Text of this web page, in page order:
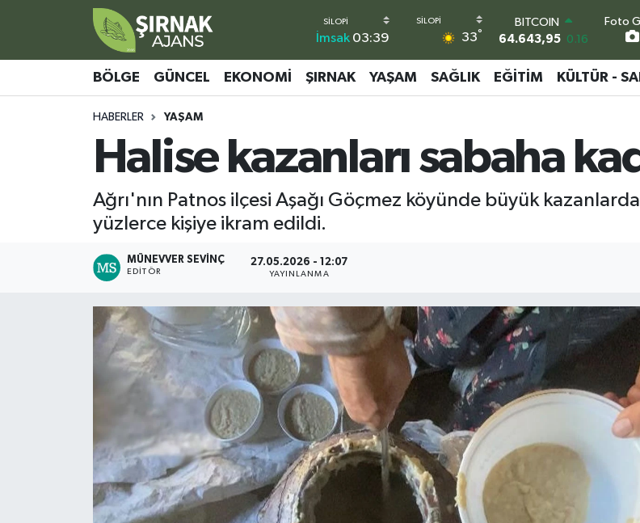
İmsak 03:39 33°
BITCOIN
64.643,95 0.16
47,6006
0.06
64,2398
0.2
GRAM ALTIN
6513.94 0.32
BİST100
13.768 48
Foto
BÖLGE GÜNCEL EKONOMI ŞIRNAK YAŞAM SAĞLIK EĞITIM KÜLTÜR -
HABERLER YAŞAM
Halise kazanları sabaha
Ağrı'nın Patnos ilçesi Aşağı Göçmez köyünde büyük
yüzlerce kişiye ikram edildi.
MÜNEVVER SEVINÇ
EDITÖR
27.05.2026 - 12:07
YAYINLANMA
Bölge
Ekonomi
Kültür - Sanat
Teknoloji
Şırnak Nöbetçi Eczaneler
Şirnak Namaz Vakitleri
Süper Lig Puan Durumu ve Fikstür
Tüm Manşetler
Son Dakika Haberleri
Haber Arşivi